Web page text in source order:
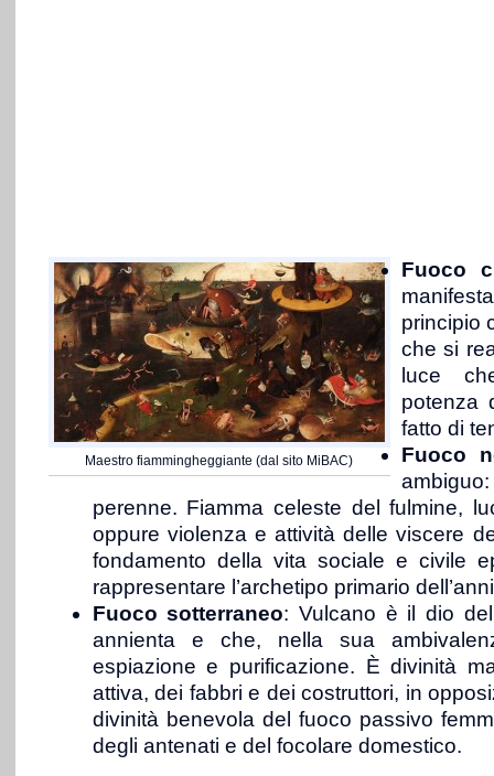
Maestro fiammingheggiante (dal sito MiBAC)
Fuoco
principio
che si
luce
potenza
fatto di
Fuoco
perenne. Fiamma celeste del fulmine,
oppure violenza e attività delle viscere
fondamento della vita sociale e civile
rappresentare l’archetipo primario
Fuoco sotterraneo: Vulcano è il dio
annienta e che, nella sua
espiazione e purificazione. È divinità
attiva, dei fabbri e dei costruttori, in
divinità benevola del fuoco passivo
degli antenati e del focolare domestico.